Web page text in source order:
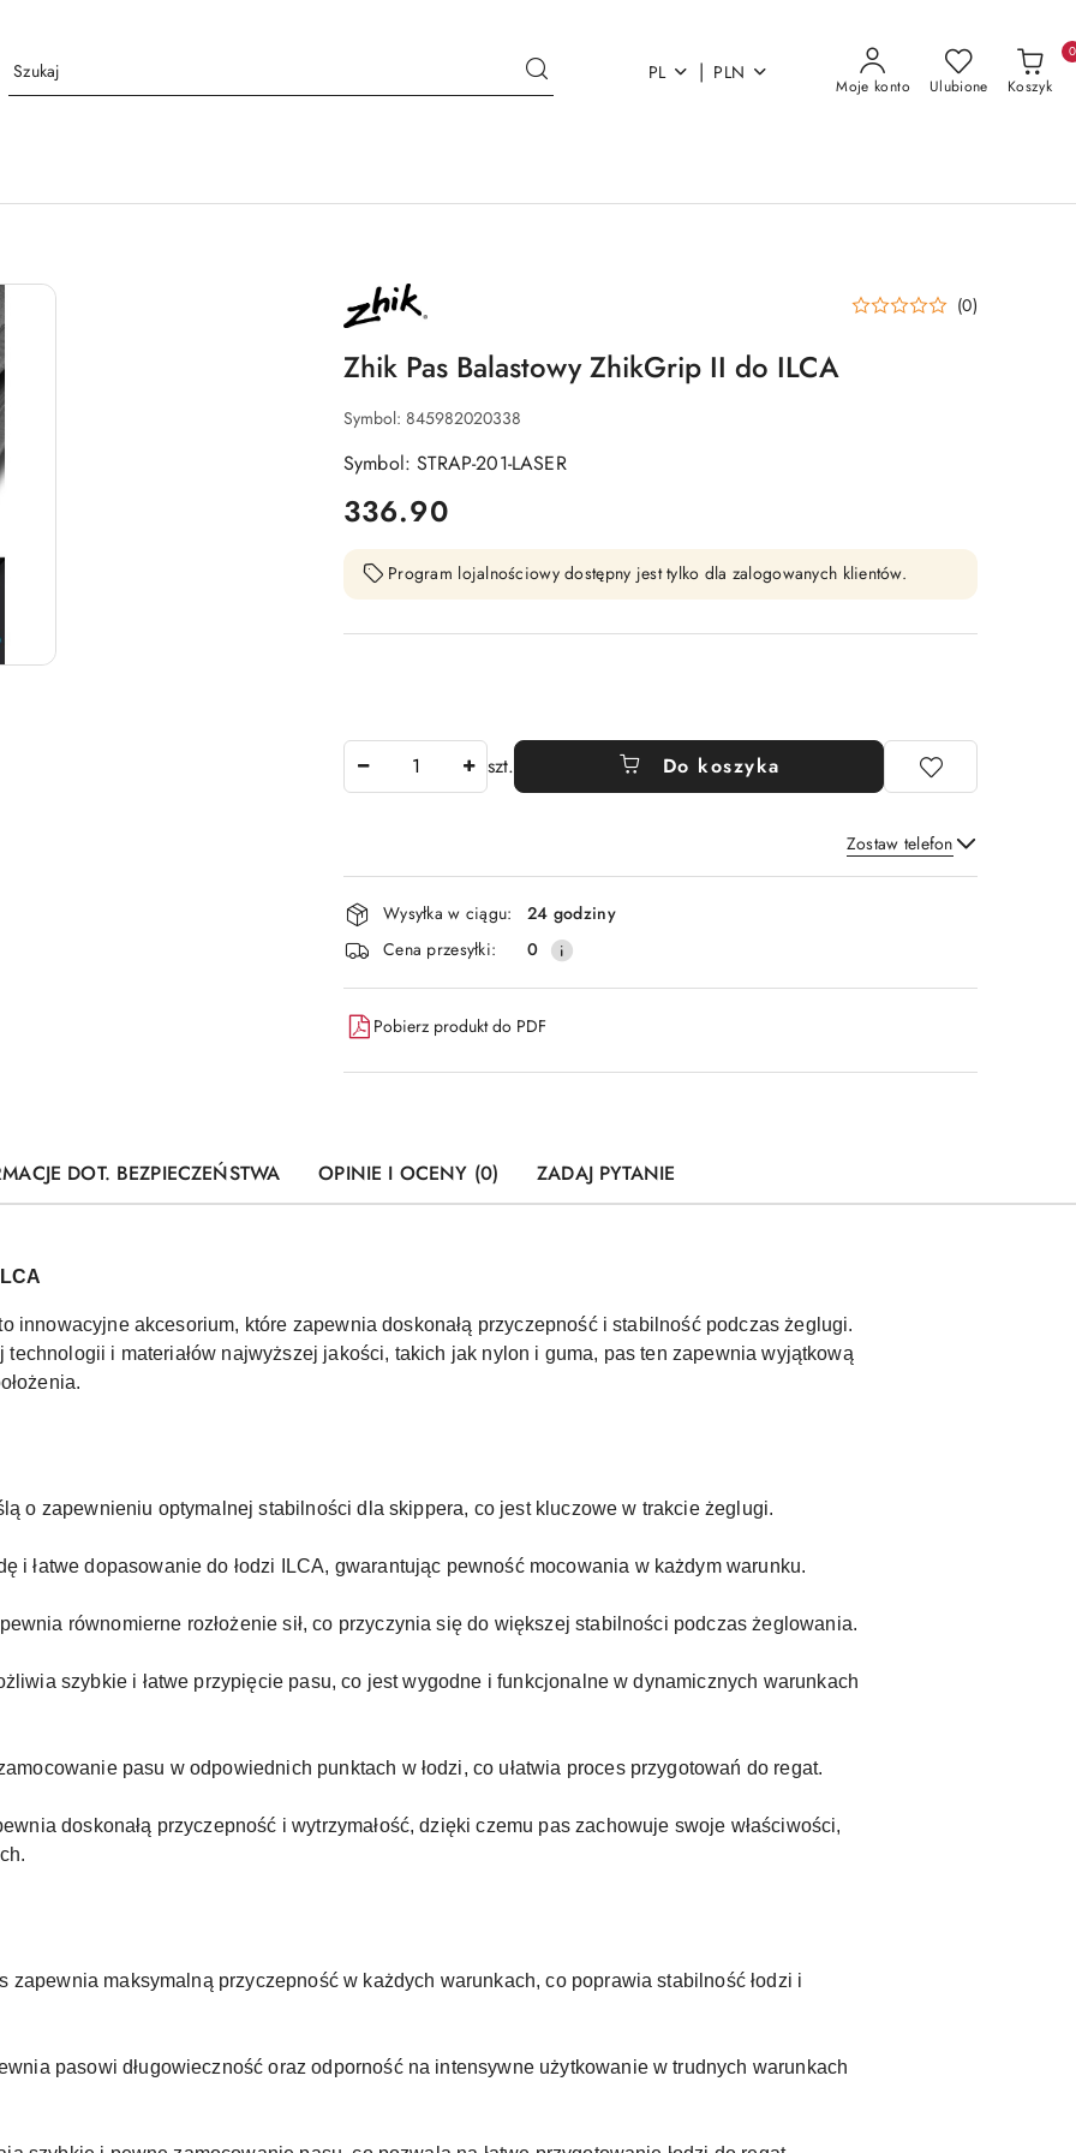
PL | PLN
Moje konto Ulubione Koszyk
0
NAZWA
PRODUCENTA:
ZHIK
(0)
Zhik Pas Balastowy ZhikGrip II do ILCA
Symbol: 845982020338
Symbol: STRAP-201-LASER
cena:
336.90
Program lojalnościowy dostępny jest tylko dla zalogowanych klientów.
szt. Do koszyka
Zostaw telefon
Wyślij
Dostępność
i
dostawa
Wysyłka w ciągu:
24 godziny
Cena przesyłki:
0
Pobierz produkt do PDF
DOT. BEZPIECZEŃSTWA OPINIE I OCENY (0) ZADAJ PYTANIE
innowacyjne akcesorium, które zapewnia doskonałą przyczepność i stabilność podczas żeglugi.
i materiałów najwyższej jakości, takich jak nylon i guma, pas ten zapewnia wyjątkową
o zapewnieniu optymalnej stabilności dla skippera, co jest kluczowe w trakcie żeglugi.
i łatwe dopasowanie do łodzi ILCA, gwarantując pewność mocowania w każdym warunku.
równomierne rozłożenie sił, co przyczynia się do większej stabilności podczas żeglowania.
szybkie i łatwe przypięcie pasu, co jest wygodne i funkcjonalne w dynamicznych warunkach
pasu w odpowiednich punktach w łodzi, co ułatwia proces przygotowań do regat.
doskonałą przyczepność i wytrzymałość, dzięki czemu pas zachowuje swoje właściwości,
zapewnia maksymalną przyczepność w każdych warunkach, co poprawia stabilność łodzi i
pasowi długowieczność oraz odporność na intensywne użytkowanie w trudnych warunkach